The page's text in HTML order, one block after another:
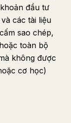
đầu tư
các tài liệu
sao chép,
toàn bộ
không được
cơ học)